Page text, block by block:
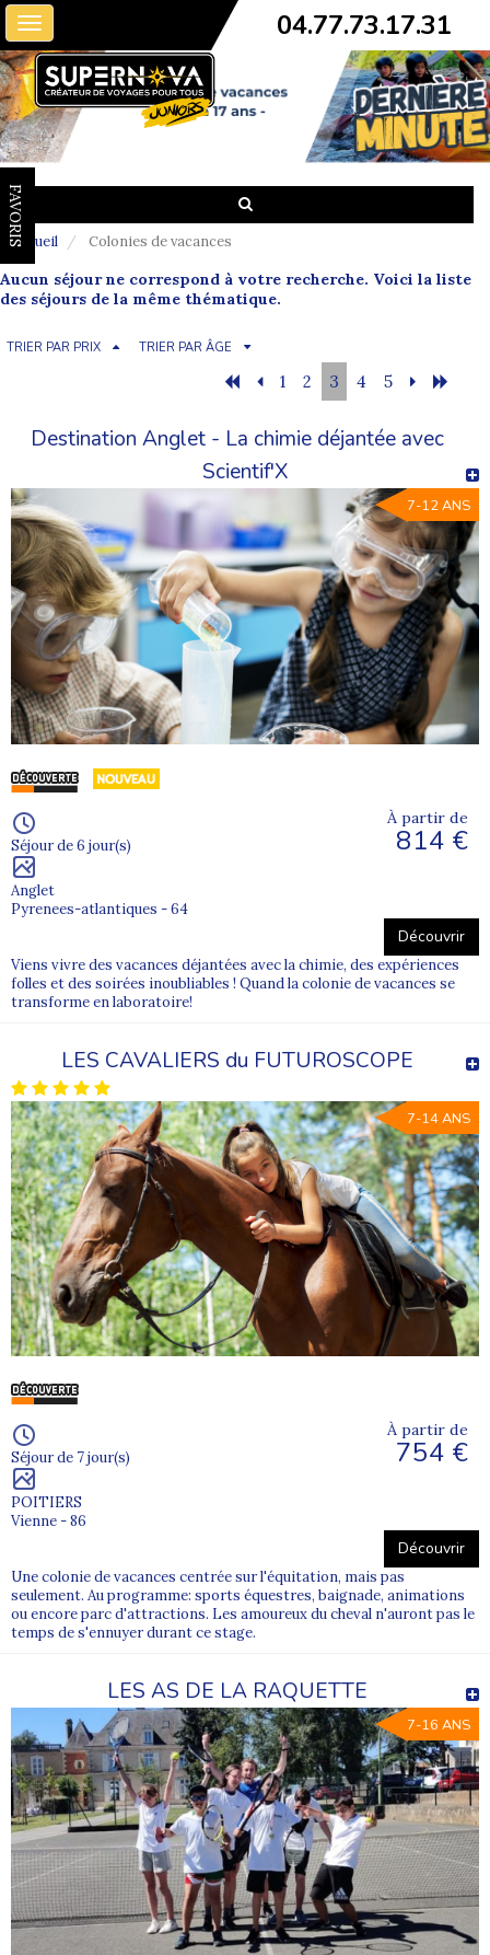
Toggle
navigation
04.77.73.17.31
FAVORIS
Accueil Colonies de vacances
Aucun séjour ne correspond à votre recherche. Voici la liste
des séjours de la même thématique.
TRIER PAR PRIX TRIER PAR ÂGE
1 2 3 4 5
Destination Anglet - La chimie déjantée avec
Scientif'X
7-12 ANS
Séjour de 6 jour(s)
Anglet
Pyrenees-atlantiques - 64
À partir de
814 €
Découvrir
Viens vivre des vacances déjantées avec la chimie, des expériences
folles et des soirées inoubliables ! Quand la colonie de vacances se
transforme en laboratoire!
LES CAVALIERS du FUTUROSCOPE
7-14 ANS
Séjour de 7 jour(s)
POITIERS
Vienne - 86
À partir de
754 €
Découvrir
Une colonie de vacances centrée sur l'équitation, mais pas
seulement. Au programme: sports équestres, baignade, animations
ou encore parc d'attractions. Les amoureux du cheval n'auront pas le
temps de s'ennuyer durant ce stage.
LES AS DE LA RAQUETTE
7-16 ANS